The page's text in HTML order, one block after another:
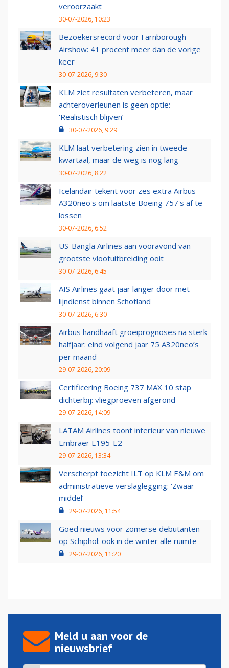
veroorzaakt
30-07-2026, 10:23
Bezoekersrecord voor Farnborough
Airshow: 41 procent meer dan de vorige
keer
30-07-2026, 9:30
KLM ziet resultaten verbeteren, maar
achteroverleunen is geen optie:
‘Realistisch blijven’
30-07-2026, 9:29
KLM laat verbetering zien in tweede
kwartaal, maar de weg is nog lang
30-07-2026, 8:22
Icelandair tekent voor zes extra Airbus
A320neo's om laatste Boeing 757's af te
lossen
30-07-2026, 6:52
US-Bangla Airlines aan vooravond van
grootste vlootuitbreiding ooit
30-07-2026, 6:45
AIS Airlines gaat jaar langer door met
lijndienst binnen Schotland
30-07-2026, 6:30
Airbus handhaaft groeiprognoses na sterk
halfjaar: eind volgend jaar 75 A320neo’s
per maand
29-07-2026, 20:09
Certificering Boeing 737 MAX 10 stap
dichterbij: vliegproeven afgerond
29-07-2026, 14:09
LATAM Airlines toont interieur van nieuwe
Embraer E195-E2
29-07-2026, 13:34
Verscherpt toezicht ILT op KLM E&M om
administratieve verslaglegging: ‘Zwaar
middel’
29-07-2026, 11:54
Goed nieuws voor zomerse debutanten
op Schiphol: ook in de winter alle ruimte
29-07-2026, 11:20
Meld u aan voor de
nieuwsbrief